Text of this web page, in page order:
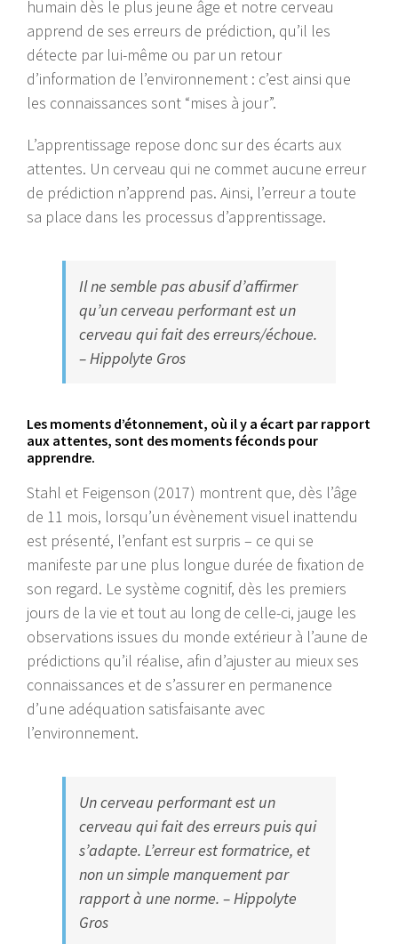
humain dès le plus jeune âge et notre cerveau
apprend de ses erreurs de prédiction, qu’il les
détecte par lui-même ou par un retour
d’information de l’environnement : c’est ainsi que
les connaissances sont “mises à jour”.
L’apprentissage repose donc sur des écarts aux
attentes. Un cerveau qui ne commet aucune erreur
de prédiction n’apprend pas. Ainsi, l’erreur a toute
sa place dans les processus d’apprentissage.
Il ne semble pas abusif d’affirmer
qu’un cerveau performant est un
cerveau qui fait des erreurs/échoue.
– Hippolyte Gros
Les moments d’étonnement, où il y a écart par rapport
aux attentes, sont des moments féconds pour
apprendre.
Stahl et Feigenson (2017) montrent que, dès l’âge
de 11 mois, lorsqu’un évènement visuel inattendu
est présenté, l’enfant est surpris – ce qui se
manifeste par une plus longue durée de fixation de
son regard. Le système cognitif, dès les premiers
jours de la vie et tout au long de celle-ci, jauge les
observations issues du monde extérieur à l’aune de
prédictions qu’il réalise, afin d’ajuster au mieux ses
connaissances et de s’assurer en permanence
d’une adéquation satisfaisante avec
l’environnement.
Un cerveau performant est un
cerveau qui fait des erreurs puis qui
s’adapte. L’erreur est formatrice, et
non un simple manquement par
rapport à une norme. – Hippolyte
Gros